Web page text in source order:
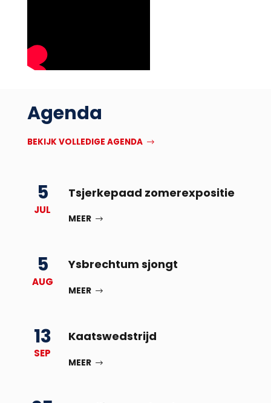
Agenda
BEKIJK VOLLEDIGE AGENDA
5
JUL
Tsjerkepaad zomerexpositie
MEER
5
AUG
Ysbrechtum sjongt
MEER
13
SEP
Kaatswedstrijd
MEER